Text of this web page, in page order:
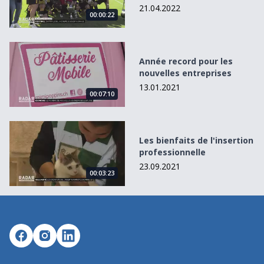
00:00:22
21.04.2022
Année record pour les nouvelles entreprises
00:07:10
Année record pour les
nouvelles entreprises
13.01.2021
Les bienfaits de l&#039;insertion professionnelle
00:03:23
Les bienfaits de l'insertion
professionnelle
23.09.2021